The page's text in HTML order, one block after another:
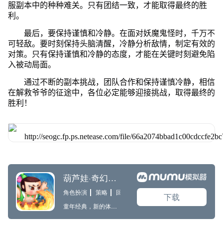
服副本中的种种难关。只有团结一致，才能取得最终的胜
利。
最后，要保持谨慎和冷静。在面对妖魔鬼怪时，千万不
可轻敌。要时刻保持头脑清醒，冷静分析敌情，制定有效的
对策。只有保持谨慎和冷静的态度，才能在关键时刻避免陷
入被动局面。
通过不断的副本挑战，团队合作和保持谨慎冷静，相信
在解救爷爷的征途中，各位必定能够迎接挑战，取得最终的
胜利！